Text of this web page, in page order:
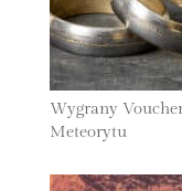
Wygrany
Meteorytu